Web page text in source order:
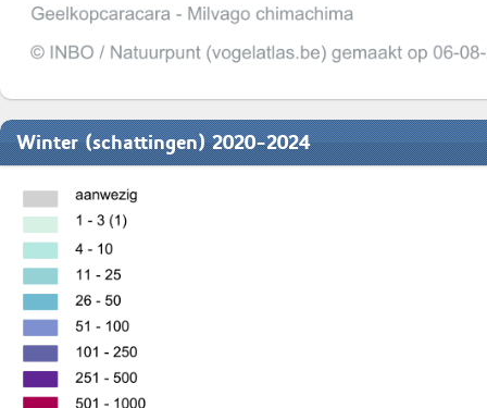
Winter (schattingen) 2020-2024